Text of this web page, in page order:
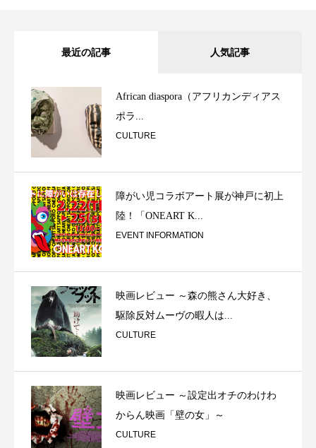
最近の記事 人気記事
African diaspora（アフリカンディアス
ポラ...
CULTURE
障がい児コラボアート展が神戸に初上
陸！「ONEART K...
EVENT INFORMATION
映画レビュー ～森の熊さん大好き、
駆除反対ムーヴの暇人は...
CULTURE
映画レビュー ～設定出オチのわけわ
からん映画「壁の女」～
CULTURE